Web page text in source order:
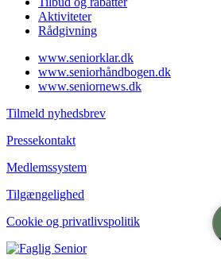
Aktiviteter
Rådgivning
www.seniorklar.dk
www.seniorhåndbogen.dk
www.seniornews.dk
Tilmeld nyhedsbrev
Pressekontakt
Medlemssystem
Tilgængelighed
Cookie og privatlivspolitik